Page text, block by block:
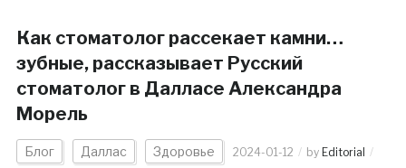
Как стоматолог рассекает камни…
зубные, рассказывает Русский
стоматолог в Далласе Александра
Морель
Блог Даллас Здоровье 2024-01-12 by Editorial